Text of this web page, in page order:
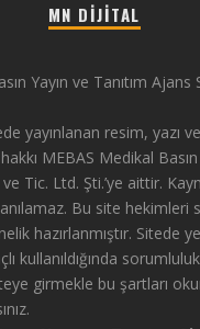
MN DIJITAL
Yayın ve Tanıtım
yayınlanan resim, yazı
MEBAS Medikal Basın
Tic. Ltd. Şti.’ye aittir.
Bu site hekimleri
hazırlanmıştır. Sitede
kullanıldığında
girmekle bu şartları